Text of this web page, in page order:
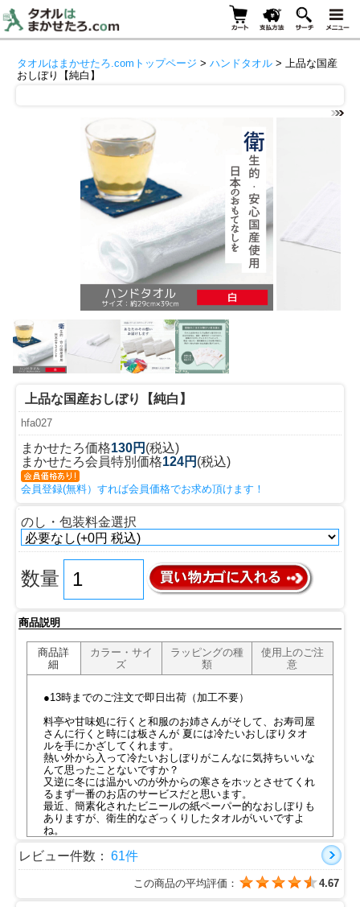
タオルはまかせたろ.comトップページ > ハンドタオル > 上品な国産
おしぼり【純白】
上品な国産おしぼり【純白】
hfa027
まかせたろ価格130円 (税込)
まかせたろ会員特別価格124円 (税込)
会員登録(無料）すれば会員価格でお求め頂けます！
のし・包装料金選択
数量
商品説明
商品詳
細
カラー・サイ
ズ
ラッピングの種
類
使用上のご注
意
●13時までのご注文で即日出荷（加工不要）
料亭や甘味処に行くと和服のお姉さんがそして、お寿司屋
さんに行くと時には板さんが 夏には冷たいおしぼりタオ
ルを手にかざしてくれます。
熱い外から入って冷たいおしぼりがこんなに気持ちいいな
んて思ったことないですか？
又逆に冬には温かいのが外からの寒さをホッとさせてくれ
るまず一番のお店のサービスだと思います。
最近、簡素化されたビニールの紙ペーパー的なおしぼりも
ありますが、衛生的なざっくりしたタオルがいいですよ
ね。
供も大人も撮り放題で紙ペーパーを持って帰ったり使いす
ぎたり・・・
セルフが悪いのではなくてお水とおしぼりによって初めて
のお客様との会話が始まりまることだってありますもん。
レビュー件数： 61件
この商品の平均評価： 4.67